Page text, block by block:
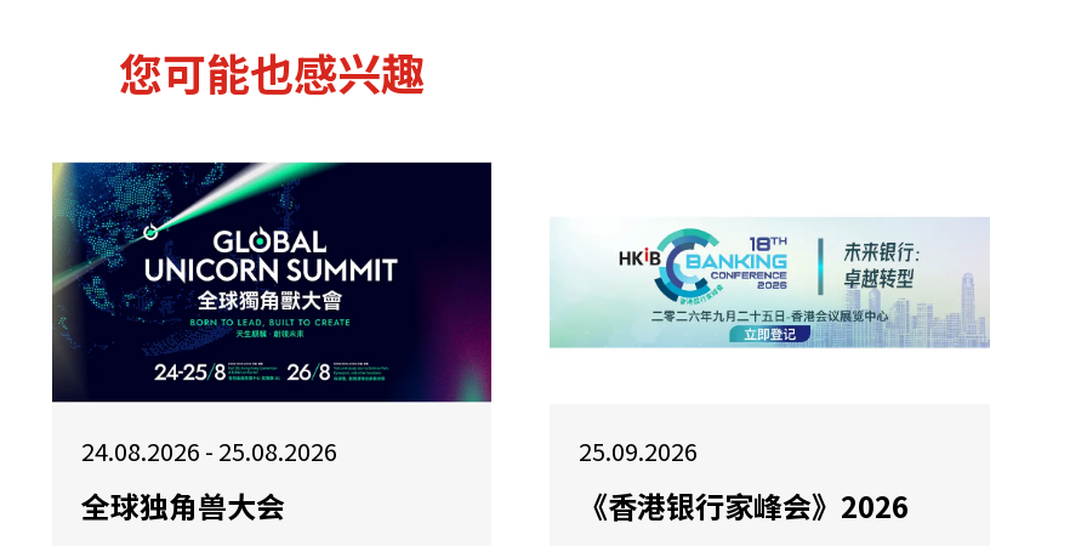
您可能也感兴趣
24.08.2026 - 25.08.2026
全球独角兽大会
25.09.2026
《香港银行家峰会》2026